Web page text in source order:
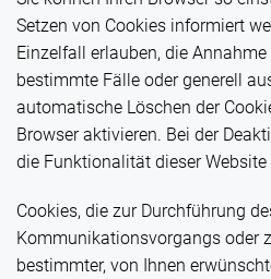
Setzen von Cookies informiert
Einzelfall erlauben, die
bestimmte Fälle oder generell
automatische Löschen der
Browser aktivieren. Bei der
die Funktionalität dieser
Cookies, die zur Durchführung
Kommunikationsvorgangs oder
bestimmter, von Ihnen